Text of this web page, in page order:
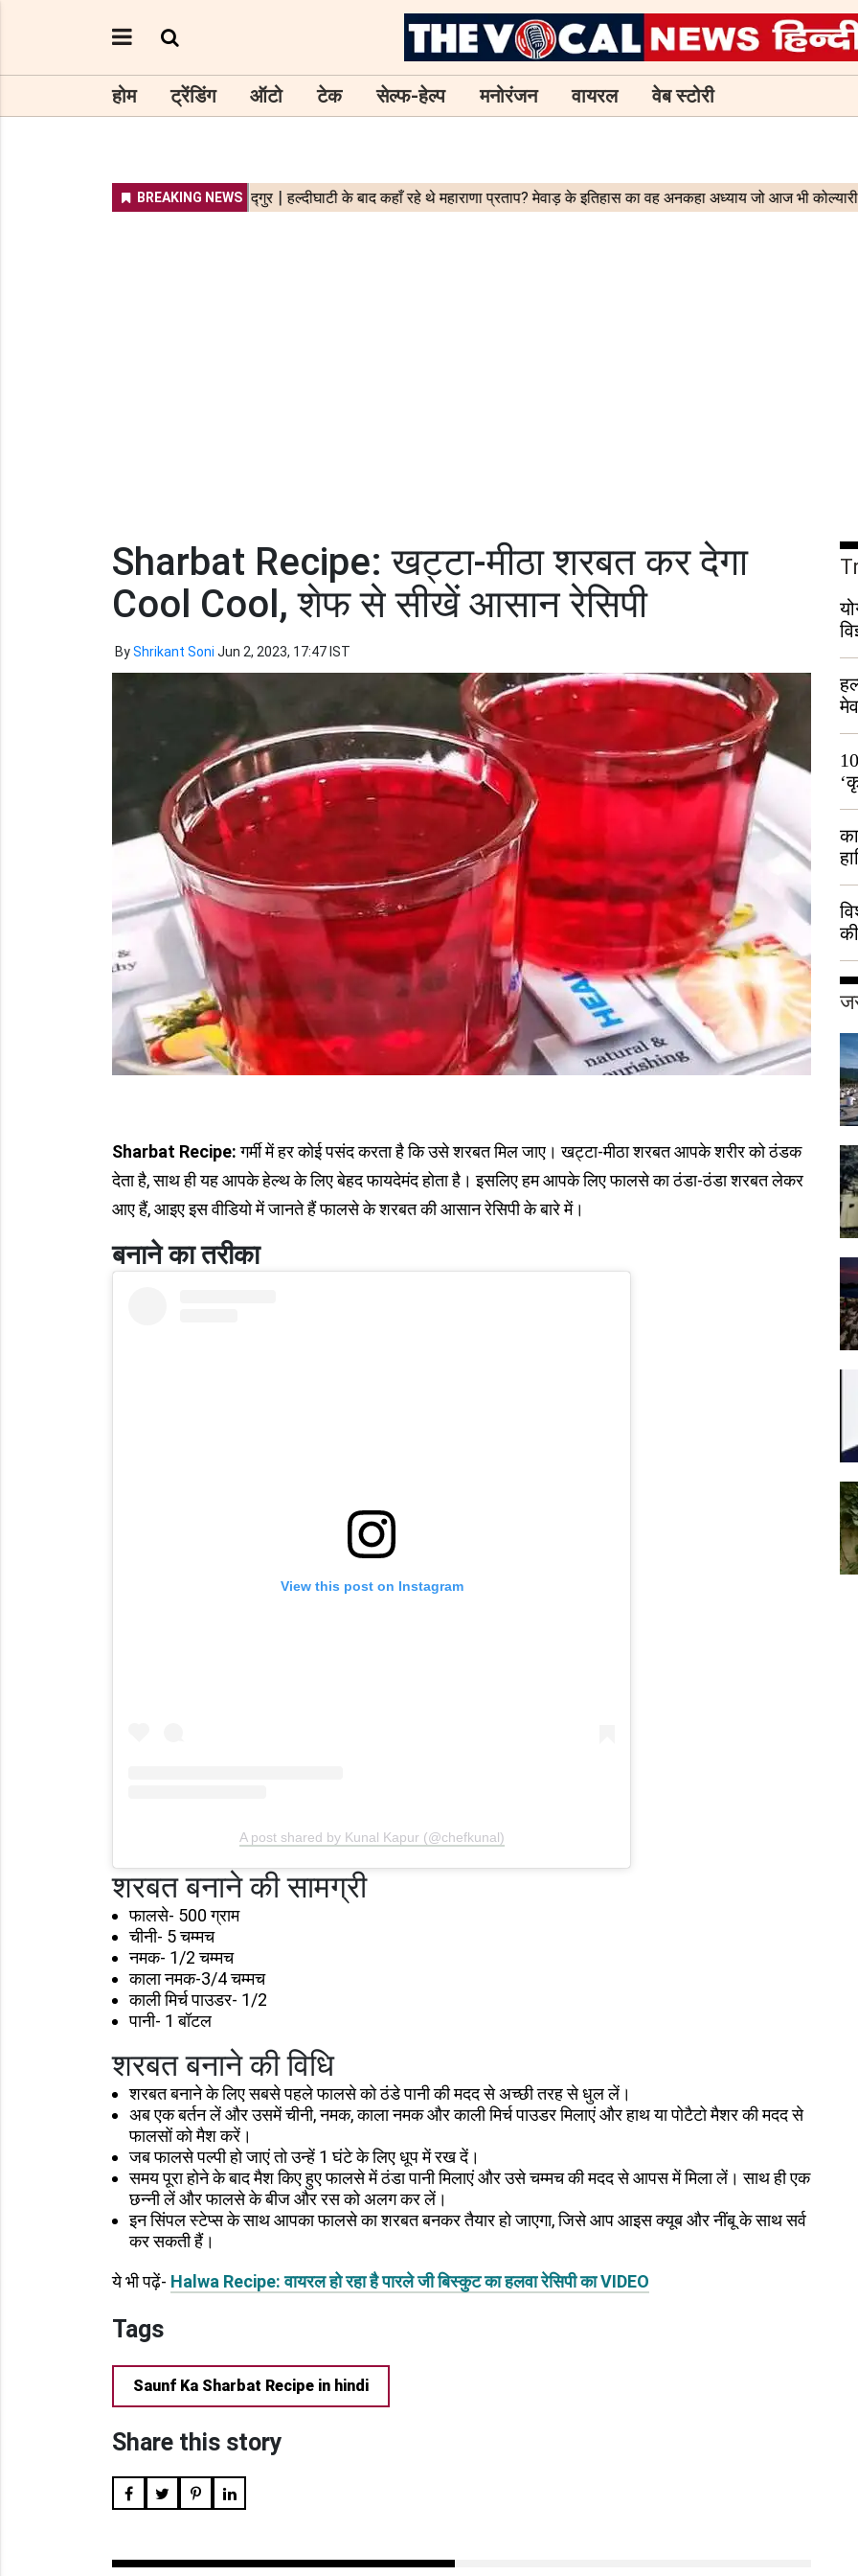
होम ट्रेंडिंग ऑटो टेक सेल्फ-हेल्प मनोरंजन वायरल वेब स्टोरी
Sharbat Recipe: खट्टा-मीठा शरबत कर देगा
Cool Cool, शेफ से सीखें आसान रेसिपी
ByShrikant Soni Jun 2, 2023, 17:47 IST
Sharbat Recipe:गर्मी में हर कोई पसंद करता है कि उसे शरबत मिल जाए। खट्टा-मीठा शरबत आपके शरीर को ठंडक
देता है, साथ ही यह आपके हेल्थ के लिए बेहद फायदेमंद होता है। इसलिए हम आपके लिए फालसे का ठंडा-ठंडा शरबत लेकर
आए हैं, आइए इस वीडियो में जानते हैं फालसे के शरबत की आसान रेसिपी के बारे में।
बनाने का तरीका
View this post on Instagram
A post shared by Kunal Kapur (@chefkunal)
शरबत बनाने की सामग्री
फालसे- 500 ग्राम
चीनी- 5 चम्मच
नमक- 1/2 चम्मच
काला नमक-3/4 चम्मच
काली मिर्च पाउडर- 1/2
पानी- 1 बॉटल
शरबत बनाने की विधि
शरबत बनाने के लिए सबसे पहले फालसे को ठंडे पानी की मदद से अच्छी तरह से धुल लें।
अब एक बर्तन लें और उसमें चीनी, नमक, काला नमक और काली मिर्च पाउडर मिलाएं और हाथ या पोटैटो मैशर की मदद से
फालसों को मैश करें।
जब फालसे पल्पी हो जाएं तो उन्हें 1 घंटे के लिए धूप में रख दें।
समय पूरा होने के बाद मैश किए हुए फालसे में ठंडा पानी मिलाएं और उसे चम्मच की मदद से आपस में मिला लें। साथ ही एक
छन्नी लें और फालसे के बीज और रस को अलग कर लें।
इन सिंपल स्टेप्स के साथ आपका फालसे का शरबत बनकर तैयार हो जाएगा, जिसे आप आइस क्यूब और नींबू के साथ सर्व
कर सकती हैं।
ये भी पढ़ें- Halwa Recipe: वायरल हो रहा है पारले जी बिस्कुट का हलवा रेसिपी का VIDEO
Tags
Saunf Ka Sharbat Recipe in hindi
Share this story
हुई